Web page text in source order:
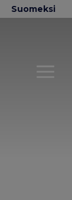
Suomeksi